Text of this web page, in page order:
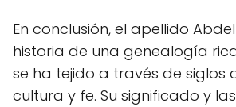
En conclusión, el apellido
historia de una genealogía
se ha tejido a través de siglos
cultura y fe. Su significado y